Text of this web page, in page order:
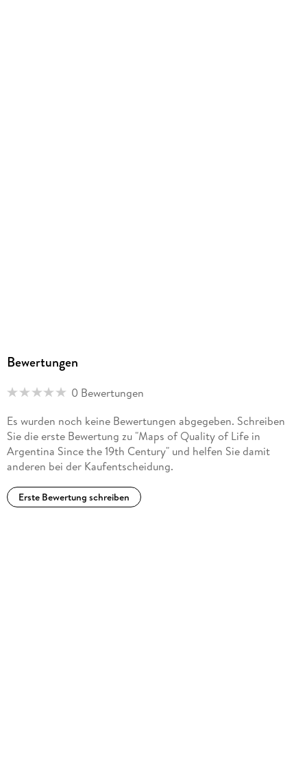
Bewertungen
0 Bewertungen
Es wurden noch keine Bewertungen abgegeben. Schreiben
Sie die erste Bewertung zu "Maps of Quality of Life in
Argentina Since the 19th Century" und helfen Sie damit
anderen bei der Kaufentscheidung.
Erste Bewertung schreiben